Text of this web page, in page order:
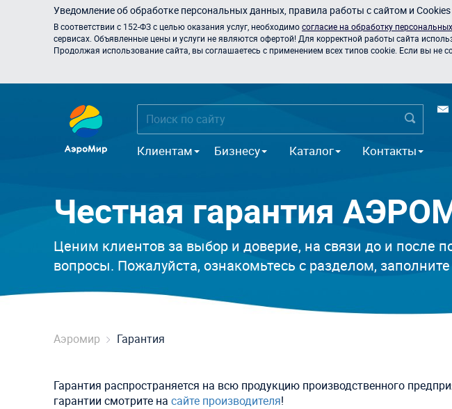
Уведомление об обработке персональных данных, правила работы с сайтом и Cookies
В соответствии с 152-ФЗ с целью оказания услуг, необходимосогласие на обработку
сервисах. Объявленные цены и услуги не являются офертой! Для корректной работы сайта
Продолжая использование сайта, вы соглашаетесь с применением всех типов cookie. Если вы не
Клиентам Бизнесу Каталог Контакты
Честная гарантия
Ценим клиентов за выбор и доверие, на связи до и после
вопросы. Пожалуйста, ознакомьтесь с разделом,
Аэромир Гарантия
Гарантия распространяется на всю продукцию производственного
гарантии смотрите на сайте производителя!